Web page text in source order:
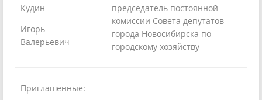
Кудин
Игорь
Валерьевич
-
председатель постоянной
комиссии Совета депутатов
города Новосибирска по
городскому хозяйству
Приглашенные: